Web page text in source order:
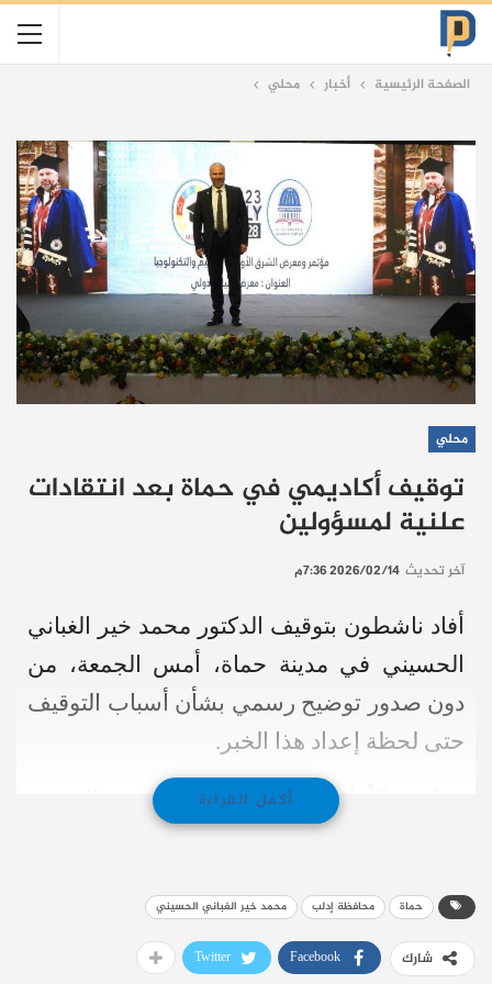
الصفحة الرئيسية أخبار محلي
محلي
توقيف أكاديمي في حماة بعد انتقادات
علنية لمسؤولين
آخر تحديث 2026/02/14 7:36م
أفاد ناشطون بتوقيف الدكتور محمد خير الغباني
الحسيني في مدينة حماة، أمس الجمعة، من
دون صدور توضيح رسمي بشأن أسباب التوقيف
حتى لحظة إعداد هذا الخبر.
وجاءت الأنباء عبر منشور للشيخ
، انتقد فيه الخطوة واعتبرها تقييدًا
المشاركين في الحراك المعارض للنظام السابق
أكمل القراءة
حماة محافظة إدلب محمد خير الغباني الحسيني
شارك Facebook
Twitter